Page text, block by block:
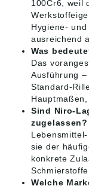
100Cr6, weil
Hygiene-
ausreichend
Was
Das
Ausführung
Standard-
Sind Niro-
zugelassen?
sie der
konkrete
Welche